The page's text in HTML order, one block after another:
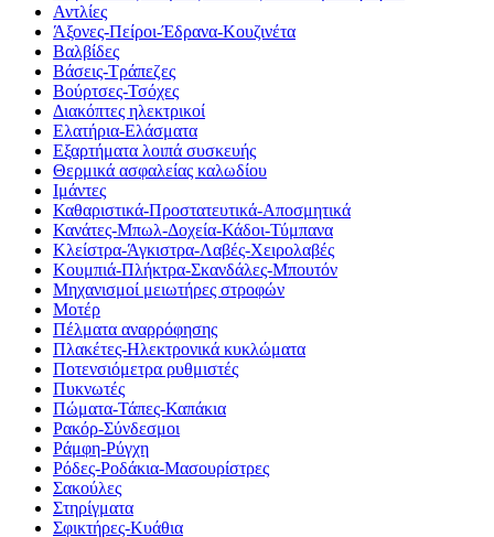
Αντλίες
Άξονες-Πείροι-Έδρανα-Κουζινέτα
Βαλβίδες
Βάσεις-Τράπεζες
Βούρτσες-Τσόχες
Διακόπτες ηλεκτρικοί
Ελατήρια-Ελάσματα
Εξαρτήματα λοιπά συσκευής
Θερμικά ασφαλείας καλωδίου
Ιμάντες
Καθαριστικά-Προστατευτικά-Αποσμητικά
Κανάτες-Μπωλ-Δοχεία-Κάδοι-Τύμπανα
Κλείστρα-Άγκιστρα-Λαβές-Χειρολαβές
Κουμπιά-Πλήκτρα-Σκανδάλες-Μπουτόν
Μηχανισμοί μειωτήρες στροφών
Μοτέρ
Πέλματα αναρρόφησης
Πλακέτες-Ηλεκτρονικά κυκλώματα
Ποτενσιόμετρα ρυθμιστές
Πυκνωτές
Πώματα-Τάπες-Καπάκια
Ρακόρ-Σύνδεσμοι
Ράμφη-Ρύγχη
Ρόδες-Ροδάκια-Μασουρίστρες
Σακούλες
Στηρίγματα
Σφικτήρες-Κυάθια